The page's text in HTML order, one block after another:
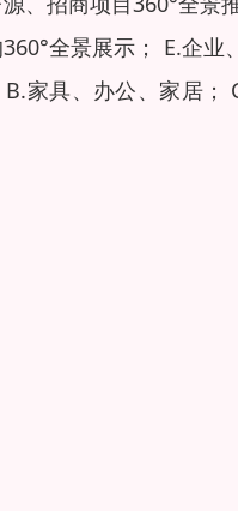
全景展示； E.企
家具、办公、家居；